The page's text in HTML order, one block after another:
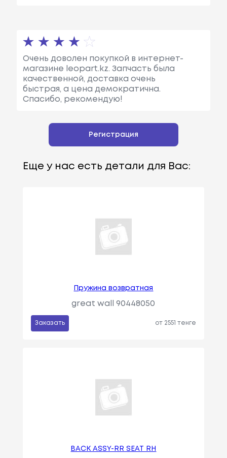
Очень доволен покупкой в интернет-
магазине leopart.kz. Запчасть была
качественной, доставка очень
быстрая, а цена демократична.
Спасибо, рекомендую!
Регистрация
Еще у нас есть детали для Вас:
Пружина возвратная
great wall 90448050
Заказать от 2551 тенге
BACK ASSY-RR SEAT RH